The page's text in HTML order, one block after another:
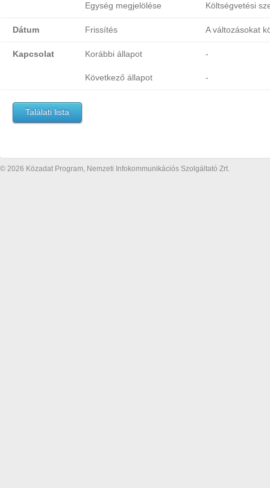
Egység megjelölése Költségvetési
Dátum Frissítés A változásokat
Kapcsolat Korábbi állapot -
Következő állapot -
Találati lista
© 2026 Közadat Program, Nemzeti Infokommunikációs Szolgáltató Zrt.